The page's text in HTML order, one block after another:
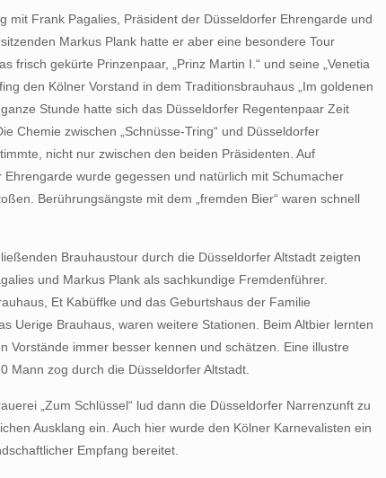
mit Frank Pagalies, Präsident der Düsseldorfer Ehrengarde und
Markus Plank hatte er aber eine besondere Tour
frisch gekürte Prinzenpaar, „Prinz Martin I.“ und seine „Venetia
den Kölner Vorstand in dem Traditionsbrauhaus „Im goldenen
ganze Stunde hatte sich das Düsseldorfer Regentenpaar Zeit
Chemie zwischen „Schnüsse-Tring“ und Düsseldorfer
nicht nur zwischen den beiden Präsidenten. Auf
Ehrengarde wurde gegessen und natürlich mit Schumacher
Berührungsängste mit dem „fremden Bier“ waren schnell
Brauhaustour durch die Düsseldorfer Altstadt zeigten
und Markus Plank als sachkundige Fremdenführer.
Et Kabüffke und das Geburtshaus der Familie
Uerige Brauhaus, waren weitere Stationen. Beim Altbier lernten
Vorstände immer besser kennen und schätzen. Eine illustre
Mann zog durch die Düsseldorfer Altstadt.
„Zum Schlüssel“ lud dann die Düsseldorfer Narrenzunft zu
Ausklang ein. Auch hier wurde den Kölner Karnevalisten ein
Empfang bereitet.